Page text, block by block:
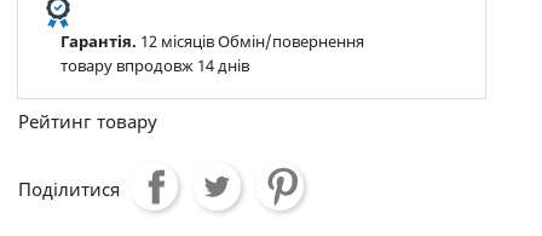
Гарантія. 12 місяців Обмін/повернення
товару впродовж 14 днів
Рейтинг товару
Поділитися